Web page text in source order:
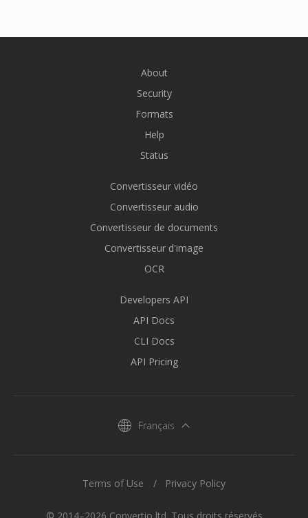
About
Security
Formats
Help
Status
Convertisseur vidéo
Convertisseur audio
Convertisseur de documents
Convertisseur d'image
OCR
Developers API
API Docs
CLI Docs
API Pricing
Français
Terms of Use Privacy Policy